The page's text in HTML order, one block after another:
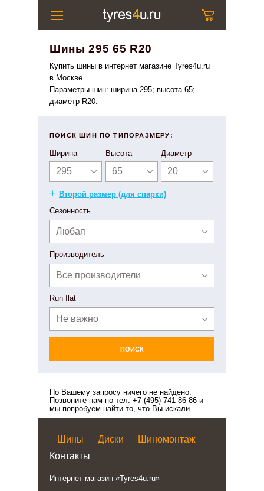
Шины 295 65 R20
Купить шины в интернет магазине Tyres4u.ru
в Москве.
Параметры шин: ширина 295; высота 65;
диаметр R20.
ПОИСК ШИН ПО ТИПОРАЗМЕРУ:
Ширина
295
Высота
65
Диаметр
20
+ Второй размер (для спарки)
Сезонность
Любая
Производитель
Все производители
Run flat
Не важно
ПОИСК
По Вашему запросу ничего не найдено.
Позвоните нам по тел. +7 (495) 741-86-86 и
мы попробуем найти то, что Вы искали.
Шины Диски
Шиномонтаж
Контакты
Интернет-магазин «Tyres4u.ru»